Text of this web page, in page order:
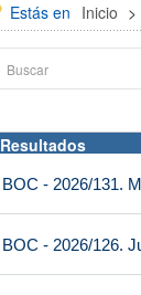
Estás en Inicio >
Resultados
BOC - 2026/131.
BOC - 2026/126.